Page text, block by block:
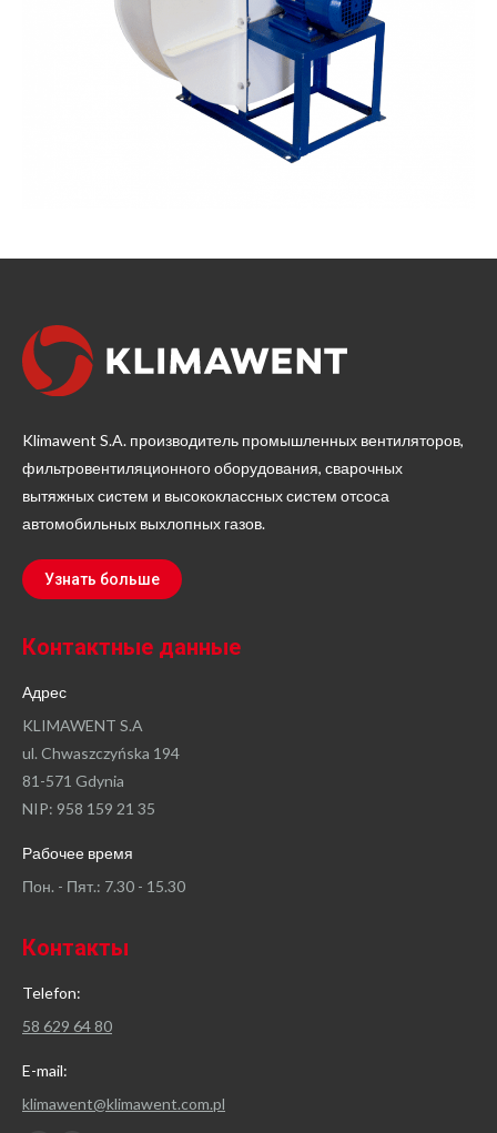
Klimawent S.A. производитель промышленных вентиляторов,
фильтровентиляционного оборудования, сварочных
вытяжных систем и высококлассных систем отсоса
автомобильных выхлопных газов.
Узнать больше
Контактные данные
Адрес
KLIMAWENT S.A
ul. Chwaszczyńska 194
81-571 Gdynia
NIP: 958 159 21 35
Рабочее время
Пон. - Пят.: 7.30 - 15.30
Контакты
Telefon:
58 629 64 80
E-mail:
klimawent@klimawent.com.pl